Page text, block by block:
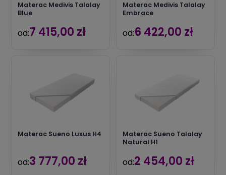
Materac Medivis Talalay
Blue
od:7 415,00 zł
Materac Medivis Talalay
Embrace
od:6 422,00 zł
Materac Sueno Luxus H4
od:3 777,00 zł
Materac Sueno Talalay
Natural H1
od:2 454,00 zł